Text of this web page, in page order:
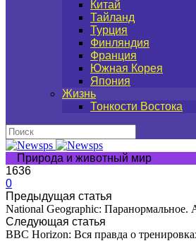
Китай
Тайланд
Турция
Финляндия
Франция
Южная Корея
Япония
Жизнь
Тонкости Востока
Природа и животный мир
1636
0
Предыдущая статья
National Geographic:
Следующая статья
BBC Horizon: Вся правда о